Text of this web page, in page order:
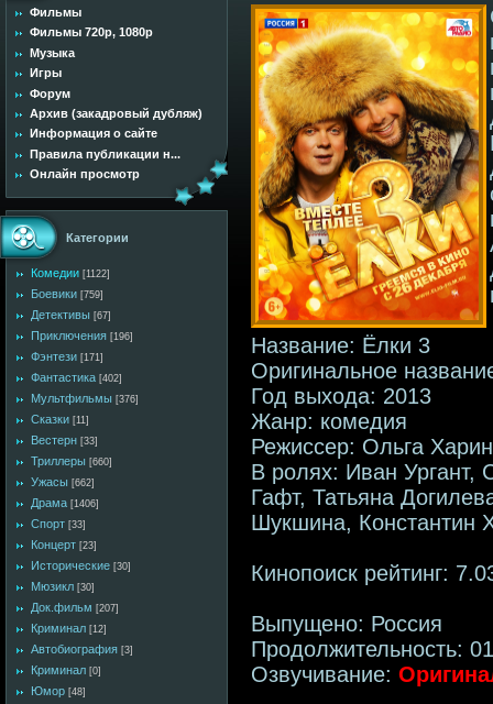
Фильмы
Фильмы 720p, 1080p
Музыка
Игры
Форум
Архив (закадровый дубляж)
Информация о сайте
Правила публикации н...
Онлайн просмотр
Категории
Комедии [1122]
Боевики [759]
Детективы [67]
Приключения [196]
Фэнтези [171]
Фантастика [402]
Мультфильмы [376]
Сказки [11]
Вестерн [33]
Триллеры [660]
Ужасы [662]
Драма [1406]
Спорт [33]
Концерт [23]
Исторические [30]
Мюзикл [30]
Док.фильм [207]
Криминал [12]
Автобиография [3]
Криминал [0]
Юмор [48]
Название: Ёлки 3
Оригинальное
Год выхода: 2013
Жанр: комедия
Режиссер: Ольга
В ролях: Иван Ургант,
Гафт, Татьяна
Шукшина, Константин
Кинопоиск рейтинг:
Выпущено: Россия
Продолжительность:
Озвучивание: